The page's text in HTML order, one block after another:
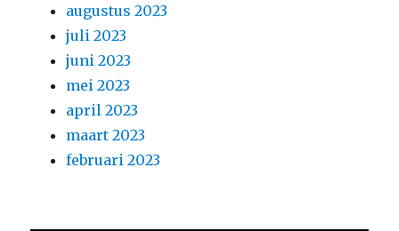
augustus 2023
juli 2023
juni 2023
mei 2023
april 2023
maart 2023
februari 2023